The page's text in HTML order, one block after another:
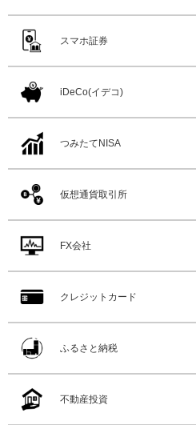
スマホ証券
iDeCo(イデコ)
つみたてNISA
仮想通貨取引所
FX会社
クレジットカード
ふるさと納税
不動産投資